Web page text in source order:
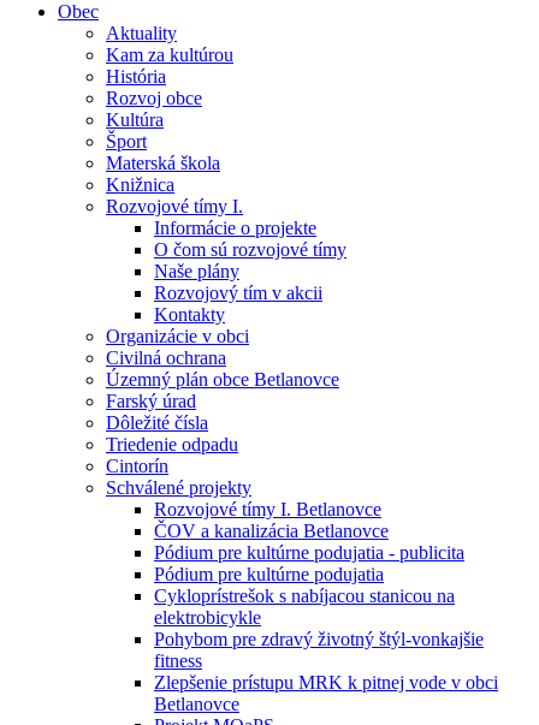
Obec
Aktuality
Kam za kultúrou
História
Rozvoj obce
Kultúra
Šport
Materská škola
Knižnica
Rozvojové tímy I.
Informácie o projekte
O čom sú rozvojové tímy
Naše plány
Rozvojový tím v akcii
Kontakty
Organizácie v obci
Civilná ochrana
Územný plán obce Betlanovce
Farský úrad
Dôležité čísla
Triedenie odpadu
Cintorín
Schválené projekty
Rozvojové tímy I. Betlanovce
ČOV a kanalizácia Betlanovce
Pódium pre kultúrne podujatia - publicita
Pódium pre kultúrne podujatia
Cykloprístrešok s nabíjacou stanicou na
elektrobicykle
Pohybom pre zdravý životný štýl-vonkajšie
fitness
Zlepšenie prístupu MRK k pitnej vode v obci
Betlanovce